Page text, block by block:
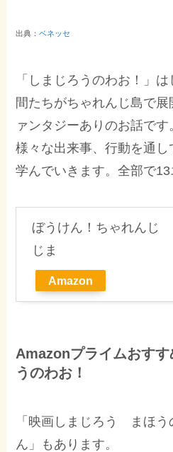
出典：ベネッセ
「しまじろうのわお！」
間たちがちゃれんじ島で
ァンタジーありのお話で
様々な出来事、行動を通
学んでいきます。全部で13
ぼうけん！ちゃれんじ
じま
Amazon
Amazonプライムおす
うのわお！
「映画しまじろう まほ
ん」もあります。